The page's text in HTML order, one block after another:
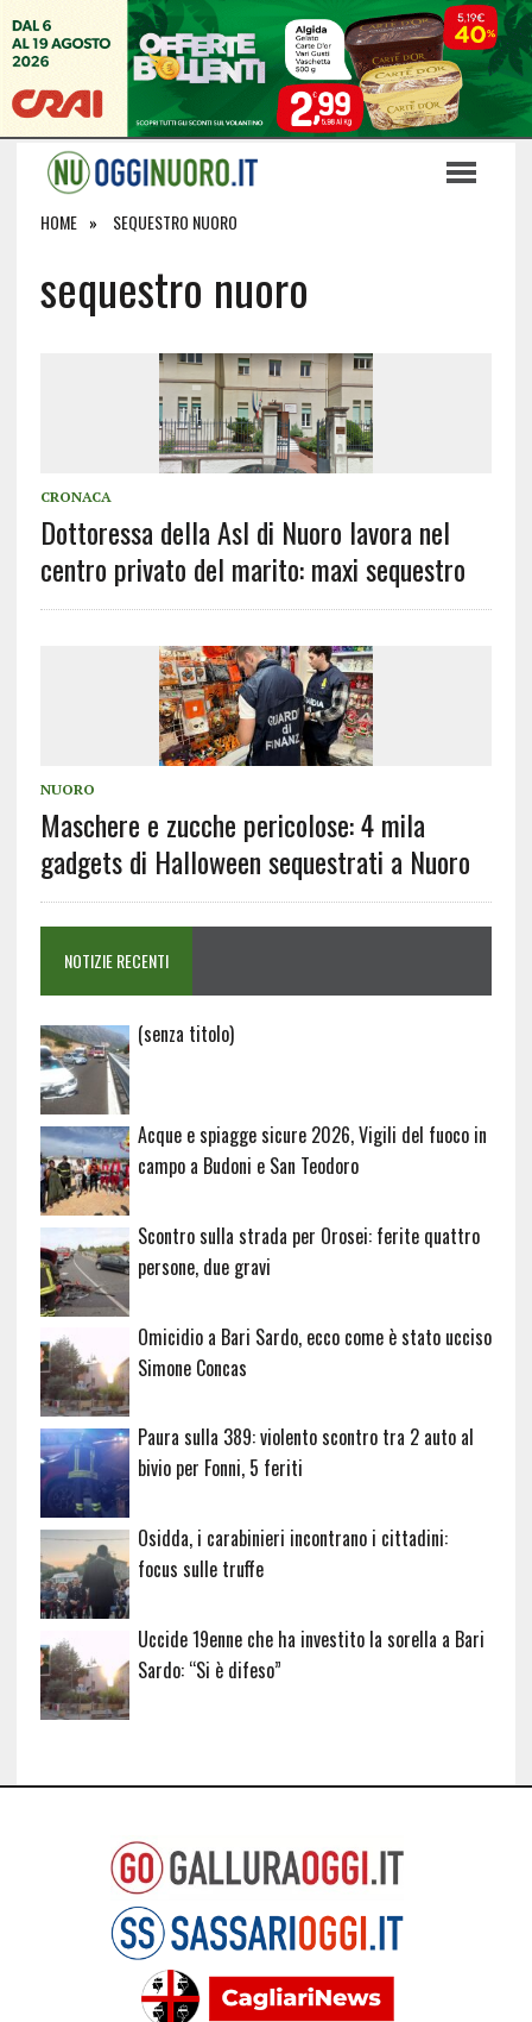
HOME SEQUESTRO NUORO
sequestro nuoro
CRONACA
Dottoressa della Asl di Nuoro lavora nel
centro privato del marito: maxi sequestro
NUORO
Maschere e zucche pericolose: 4 mila
gadgets di Halloween sequestrati a Nuoro
NOTIZIE RECENTI
(senza titolo)Articolo
Acque e spiagge sicure 2026, Vigili del fuoco in
campo a Budoni e San Teodoro
Scontro sulla strada per Orosei: ferite quattro
persone, due gravi
Omicidio a Bari Sardo, ecco come è stato ucciso
Simone Concas
Paura sulla 389: violento scontro tra 2 auto al
bivio per Fonni, 5 feriti
Osidda, i carabinieri incontrano i cittadini:
focus sulle truffe
Uccide 19enne che ha investito la sorella a Bari
Sardo: “Si è difeso”